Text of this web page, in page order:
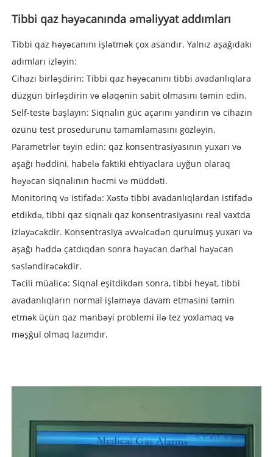
Tibbi qaz həyəcanında əməliyyat addımları
Tibbi qaz həyəcanını işlətmək çox asandır. Yalnız aşağıdakı
adımları izləyin:
Cihazı birləşdirin: Tibbi qaz həyəcanını tibbi avadanlıqlara
düzgün birləşdirin və əlaqənin sabit olmasını təmin edin.
Self-testə başlayın: Siqnalın güc açarını yandırın və cihazın
özünü test prosedurunu tamamlamasını gözləyin.
Parametrlər təyin edin: qaz konsentrasiyasının yuxarı və
aşağı həddini, habelə faktiki ehtiyaclara uyğun olaraq
həyəcan siqnalının həcmi və müddəti.
Monitorinq və istifadə: Xəstə tibbi avadanlıqlardan istifadə
etdikdə, tibbi qaz siqnalı qaz konsentrasiyasını real vaxtda
izləyəcəkdir. Konsentrasiya əvvəlcədən qurulmuş yuxarı və
aşağı həddə çatdıqdan sonra həyəcan dərhal həyəcan
səsləndirəcəkdir.
Təcili müalicə: Siqnal eşitdikdən sonra, tibbi heyət, tibbi
avadanlıqların normal işləməyə davam etməsini təmin
etmək üçün qaz mənbəyi problemi ilə tez yoxlamaq və
məşğul olmaq lazımdır.